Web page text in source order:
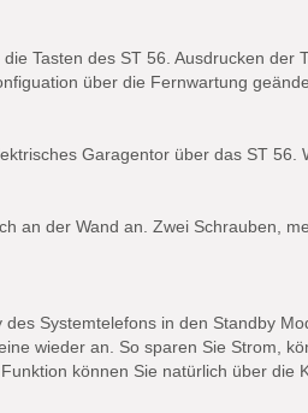
Tasten des ST 56. Ausdrucken
über die Fernwartung
Garagentor über das ST
an der Wand an. Zwei Schrauben,
Systemtelefons in den Standby
wieder an. So sparen Sie Strom,
können Sie natürlich über die